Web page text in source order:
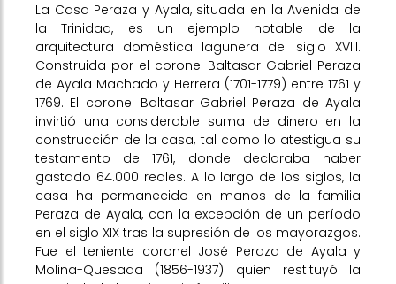
La Casa Peraza y Ayala, situada en la Avenida de
la Trinidad, es un ejemplo notable de la
arquitectura doméstica lagunera del siglo XVIII.
Construida por el coronel Baltasar Gabriel Peraza
de Ayala Machado y Herrera (1701-1779) entre 1761 y
1769. El coronel Baltasar Gabriel Peraza de Ayala
invirtió una considerable suma de dinero en la
construcción de la casa, tal como lo atestigua su
testamento de 1761, donde declaraba haber
gastado 64.000 reales. A lo largo de los siglos, la
casa ha permanecido en manos de la familia
Peraza de Ayala, con la excepción de un período
en el siglo XIX tras la supresión de los mayorazgos.
Fue el teniente coronel José Peraza de Ayala y
Molina-Quesada (1856-1937) quien restituyó la